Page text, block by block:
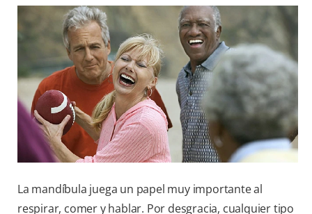
PARA PROFESIONALES
CUPONES
DO (ES)
SUSCRÍBASE
La mandíbula juega un papel muy importante al
respirar, comer y hablar. Por desgracia, cualquier tipo